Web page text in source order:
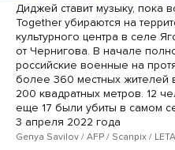
Диджей ставит музыку, пока
Together убираются на
культурного центра в селе
от Чернигова. В начале
российские военные на
более 360 местных
200 квадратных метров. 12
еще 17 были убиты в самом
3 апреля 2022 года
Genya Savilov / AFP / Scanpix / LETA